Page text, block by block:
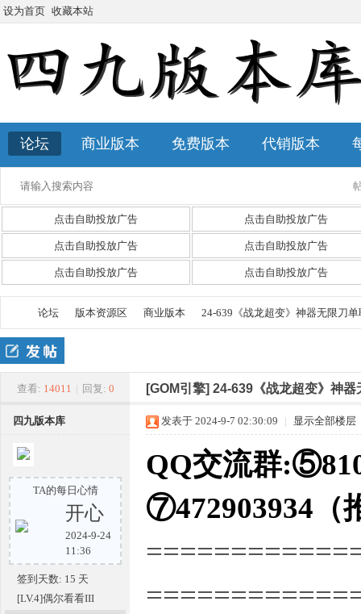
设为首页 收藏本站
论坛 商业版本 免费版本 代销版本
点击自助投放广告 点击自助投放广告
点击自助投放广告 点击自助投放广告
点击自助投放广告 点击自助投放广告
九
»
论坛 版本资源区 商业版本
›
24-639《战龙超变》神器无限刀
查看: 14011 | 回复: 0 [GOM引擎] 24-639《战龙超变》神
四九版本库
TA的每日心情
开心
2024-9-24
11:36
签到天数: 15 天
[LV.4]偶尔看看III
发表于 2024-9-7 02:30:09 | 显示全部楼层
QQ交流群
⑦472903934（